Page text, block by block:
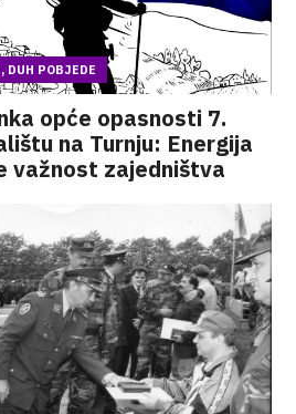
DUH POBJEDE
opće opasnosti 7.
na Turnju: Energija
važnost zajedništva